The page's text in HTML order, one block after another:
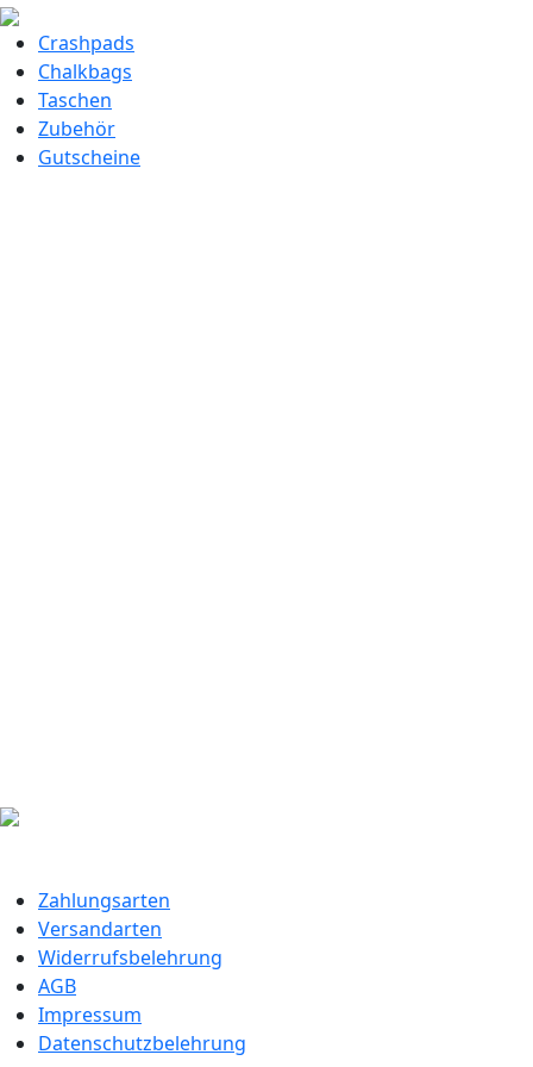
Crashpads
Chalkbags
Taschen
Zubehör
Gutscheine
Zahlungsarten
Versandarten
Widerrufsbelehrung
AGB
Impressum
Datenschutzbelehrung